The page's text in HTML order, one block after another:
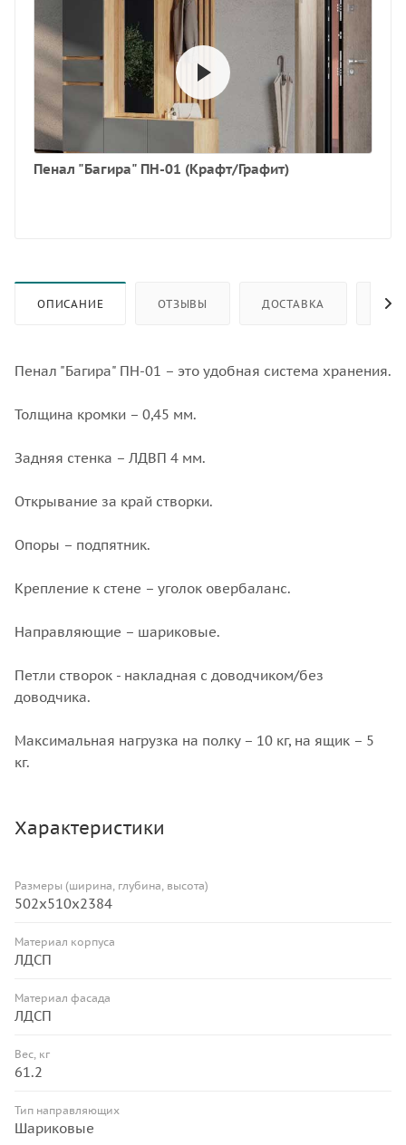
Пенал "Багира" ПН-01 (Крафт/Графит)
ОПИСАНИЕ ОТЗЫВЫ ДОСТАВКА
Пенал "Багира" ПН-01 – это удобная система хранения.
Толщина кромки – 0,45 мм.
Задняя стенка – ЛДВП 4 мм.
Открывание за край створки.
Опоры – подпятник.
Крепление к стене – уголок овербаланс.
Направляющие – шариковые.
Петли створок - накладная с доводчиком/без
доводчика.
Максимальная нагрузка на полку – 10 кг, на ящик – 5
кг.
Характеристики
Размеры (ширина, глубина, высота)
502x510x2384
Материал корпуса
ЛДСП
Материал фасада
ЛДСП
Вес, кг
61.2
Тип направляющих
Шариковые